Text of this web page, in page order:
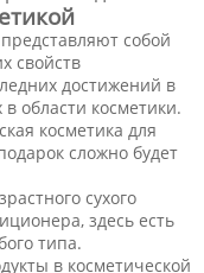
собой
свойств
достижений в
области косметики.
косметика для
сложно будет
сухого
здесь есть
типа.
в косметической